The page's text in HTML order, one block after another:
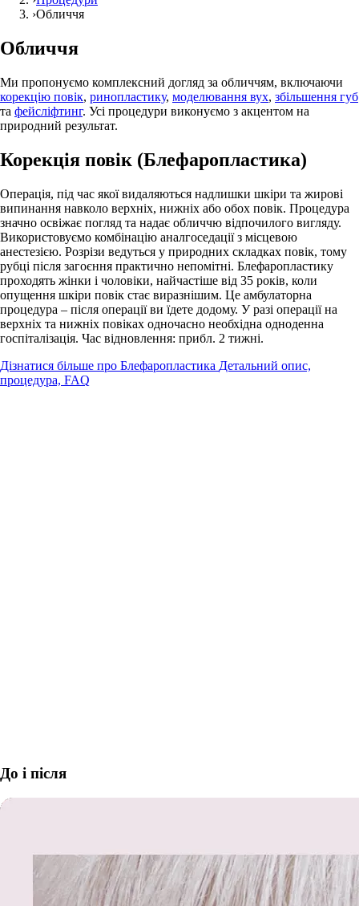
›Обличчя
Обличчя
Ми пропонуємо комплексний догляд за обличчям, включаючи
корекцію повік, ринопластику, моделювання вух, збільшення губ
та фейсліфтинг. Усі процедури виконуємо з акцентом на
природний результат.
Корекція повік (Блефаропластика)
Операція, під час якої видаляються надлишки шкіри та жирові
випинання навколо верхніх, нижніх або обох повік. Процедура
значно освіжає погляд та надає обличчю відпочилого вигляду.
Використовуємо комбінацію аналгоседації з місцевою
анестезією. Розрізи ведуться у природних складках повік, тому
рубці після загоєння практично непомітні. Блефаропластику
проходять жінки і чоловіки, найчастіше від 35 років, коли
опущення шкіри повік стає виразнішим. Це амбулаторна
процедура – після операції ви їдете додому. У разі операції на
верхніх та нижніх повіках одночасно необхідна одноденна
госпіталізація. Час відновлення: прибл. 2 тижні.
Дізнатися більше про Блефаропластика Детальний опис,
процедура, FAQ
До і після